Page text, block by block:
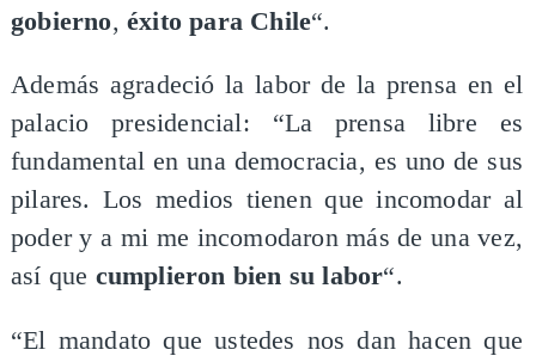
gobierno, éxito para Chile“.
Además agradeció la labor de la prensa en el
palacio presidencial: “La prensa libre es
fundamental en una democracia, es uno de sus
pilares. Los medios tienen que incomodar al
poder y a mi me incomodaron más de una vez,
así que cumplieron bien su labor“.
“El mandato que ustedes nos dan hacen que